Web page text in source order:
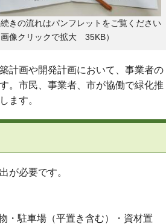
きの流れはパンフレットをご覧ください
画像クリックで拡大 35KB）
計画や開発計画において、事業者の
。市民、事業者、市が協働で緑化推
ます。
が必要です。
物・駐車場（平置き含む）・資材置